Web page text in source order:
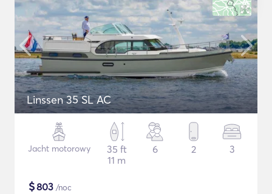
Linssen 35 SL AC
Jacht motorowy
35 ft
11 m
6 2 3
$803 /noc